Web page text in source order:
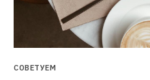
СОВЕТУЕМ